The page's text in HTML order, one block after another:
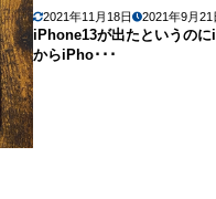
2021年11月18日 2021年9月21
iPhone13が出たというのに
からiPho･･･